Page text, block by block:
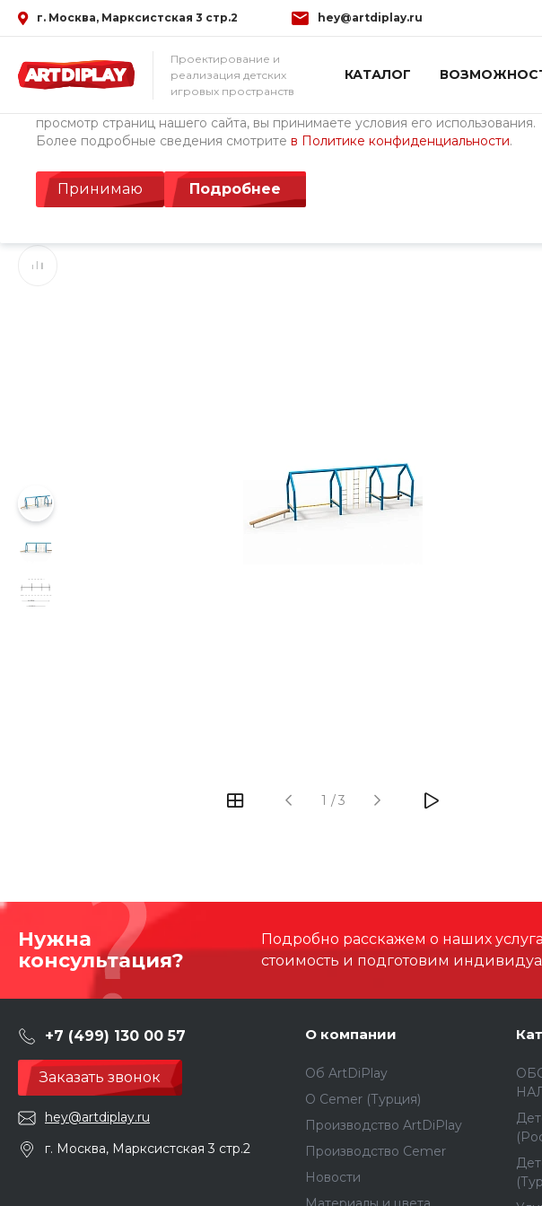
Использование файлов Cookie
Мы используем файлы cookie, разработанные нашими специалистами и
просмотр страниц нашего сайта, вы принимаете условия его использования.
Более подробные сведения смотрите в Политике конфиденциальности.
Принимаю Подробнее
г. Москва, Марксистская 3 стр.2 hey@artdiplay.ru
Проектирование и
реализация детских
игровых пространств
КАТАЛОГ
Главная / Каталог товаров / Детские площадки ArtDiPlay (Россия) /
Рамка Комбинация
1 /3
Нужна
консультация?
Подробно расскажем о наших
стоимость и подготовим
+7 (499) 130 00 57
Заказать звонок
hey@artdiplay.ru
г. Москва, Марксистская 3 стр.2
О компании
Об ArtDiPlay
О Сemer (Турция)
Производство ArtDiPlay
Производство Cemer
Новости